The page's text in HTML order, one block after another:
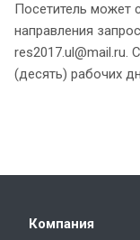
Посетитель может
направления
res2017.ul@mail.ru.
(десять) рабочих
Компания